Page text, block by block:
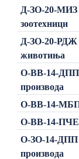
Д-ЗО-20-МИЗ
зоотехници
Д-ЗО-20-РДЖ
животиња
О-ВВ-14-
производа
О-ВВ-14-МБП
О-ВВ-14-
О-ЗО-14-ДПП
производа